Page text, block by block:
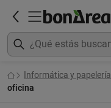
Informática y papelería
oficina